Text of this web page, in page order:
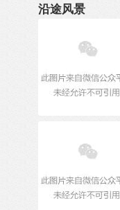
沿途风景